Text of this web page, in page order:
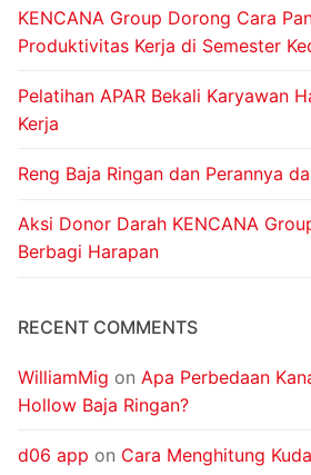
KENCANA Group Dorong Cara
Produktivitas Kerja di Semester
Pelatihan APAR Bekali Karyawan
Kerja
Reng Baja Ringan dan Perannya
Aksi Donor Darah KENCANA
Berbagi Harapan
RECENT COMMENTS
WilliamMig on Apa Perbedaan
Hollow Baja Ringan?
d06 app on Cara Menghitung